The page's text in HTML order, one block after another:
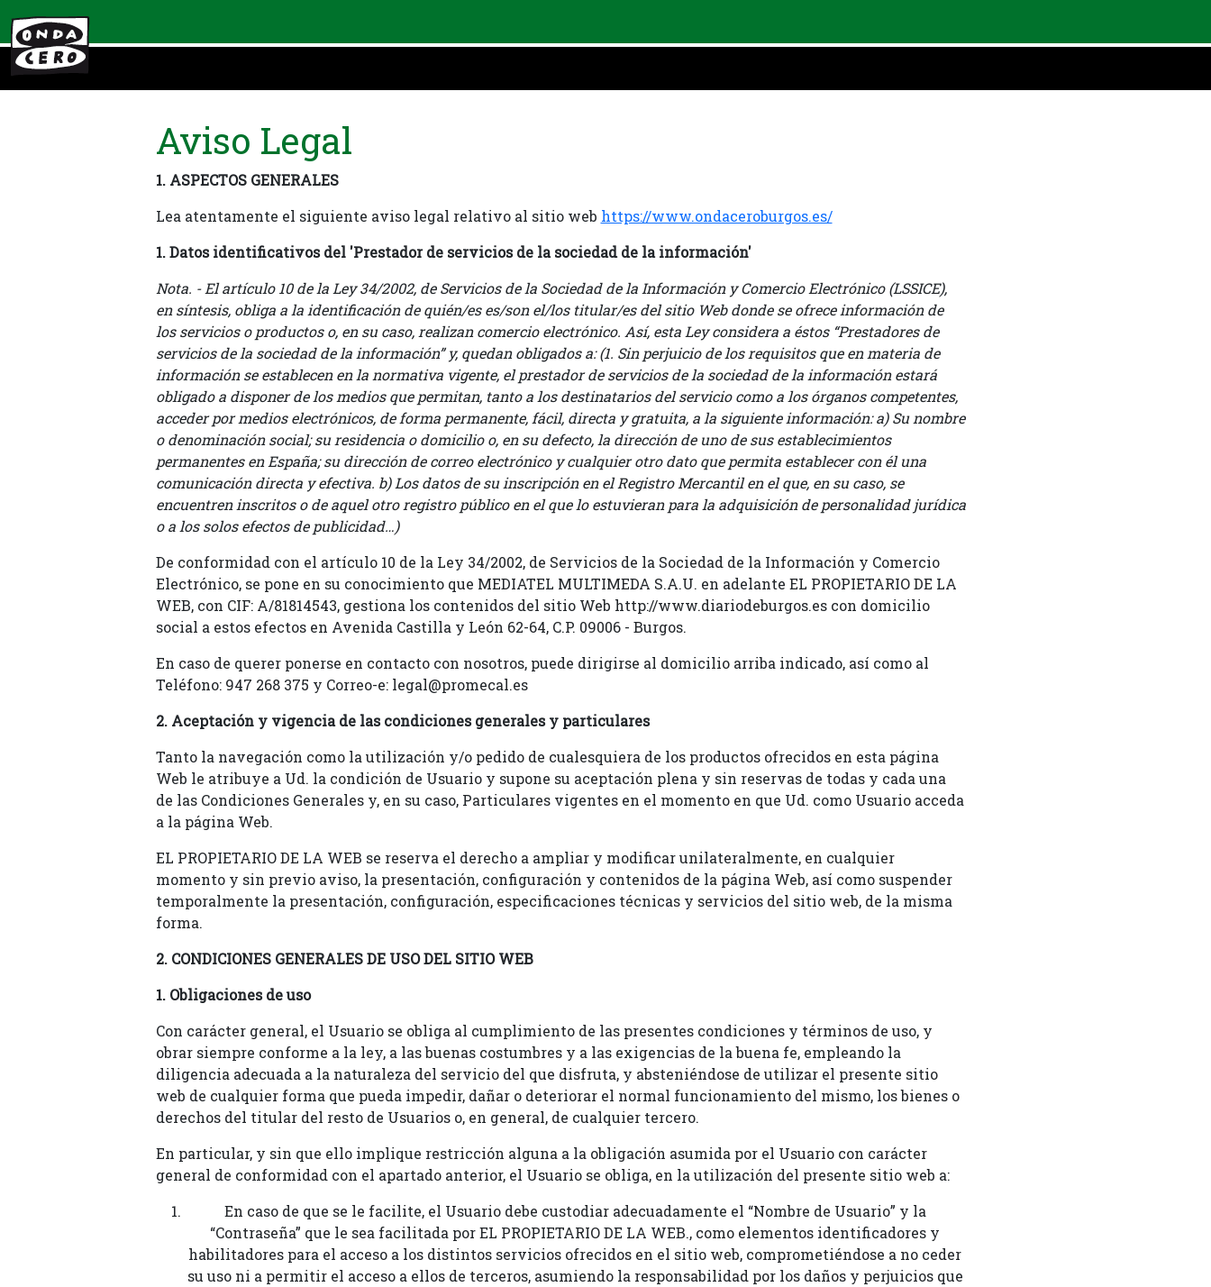
Aviso Legal
1. ASPECTOS GENERALES
Lea atentamente el siguiente aviso legal relativo al sitio web https://www.ondaceroburgos.es/
1. Datos identificativos del 'Prestador de servicios de la sociedad de la información'
Nota. - El artículo 10 de la Ley 34/2002, de Servicios de la Sociedad de la Información y Comercio Electrónico (LSSICE),
en síntesis, obliga a la identificación de quién/es es/son el/los titular/es del sitio Web donde se ofrece información de
los servicios o productos o, en su caso, realizan comercio electrónico. Así, esta Ley considera a éstos “Prestadores de
servicios de la sociedad de la información” y, quedan obligados a: (1. Sin perjuicio de los requisitos que en materia de
información se establecen en la normativa vigente, el prestador de servicios de la sociedad de la información estará
obligado a disponer de los medios que permitan, tanto a los destinatarios del servicio como a los órganos competentes,
acceder por medios electrónicos, de forma permanente, fácil, directa y gratuita, a la siguiente información: a) Su nombre
o denominación social; su residencia o domicilio o, en su defecto, la dirección de uno de sus establecimientos
permanentes en España; su dirección de correo electrónico y cualquier otro dato que permita establecer con él una
comunicación directa y efectiva. b) Los datos de su inscripción en el Registro Mercantil en el que, en su caso, se
encuentren inscritos o de aquel otro registro público en el que lo estuvieran para la adquisición de personalidad jurídica
o a los solos efectos de publicidad…)
De conformidad con el artículo 10 de la Ley 34/2002, de Servicios de la Sociedad de la Información y Comercio
Electrónico, se pone en su conocimiento que MEDIATEL MULTIMEDA S.A.U. en adelante EL PROPIETARIO DE LA
WEB, con CIF: A/81814543, gestiona los contenidos del sitio Web http://www.diariodeburgos.es con domicilio
social a estos efectos en Avenida Castilla y León 62-64, C.P. 09006 - Burgos.
En caso de querer ponerse en contacto con nosotros, puede dirigirse al domicilio arriba indicado, así como al
Teléfono: 947 268 375 y Correo-e: legal@promecal.es
2. Aceptación y vigencia de las condiciones generales y particulares
Tanto la navegación como la utilización y/o pedido de cualesquiera de los productos ofrecidos en esta página
Web le atribuye a Ud. la condición de Usuario y supone su aceptación plena y sin reservas de todas y cada una
de las Condiciones Generales y, en su caso, Particulares vigentes en el momento en que Ud. como Usuario acceda
a la página Web.
EL PROPIETARIO DE LA WEB se reserva el derecho a ampliar y modificar unilateralmente, en cualquier
momento y sin previo aviso, la presentación, configuración y contenidos de la página Web, así como suspender
temporalmente la presentación, configuración, especificaciones técnicas y servicios del sitio web, de la misma
forma.
2. CONDICIONES GENERALES DE USO DEL SITIO WEB
1. Obligaciones de uso
Con carácter general, el Usuario se obliga al cumplimiento de las presentes condiciones y términos de uso, y
obrar siempre conforme a la ley, a las buenas costumbres y a las exigencias de la buena fe, empleando la
diligencia adecuada a la naturaleza del servicio del que disfruta, y absteniéndose de utilizar el presente sitio
web de cualquier forma que pueda impedir, dañar o deteriorar el normal funcionamiento del mismo, los bienes o
derechos del titular del resto de Usuarios o, en general, de cualquier tercero.
En particular, y sin que ello implique restricción alguna a la obligación asumida por el Usuario con carácter
general de conformidad con el apartado anterior, el Usuario se obliga, en la utilización del presente sitio web a:
En caso de que se le facilite, el Usuario debe custodiar adecuadamente el “Nombre de Usuario” y la
“Contraseña” que le sea facilitada por EL PROPIETARIO DE LA WEB., como elementos identificadores y
habilitadores para el acceso a los distintos servicios ofrecidos en el sitio web, comprometiéndose a no ceder
su uso ni a permitir el acceso a ellos de terceros, asumiendo la responsabilidad por los daños y perjuicios que